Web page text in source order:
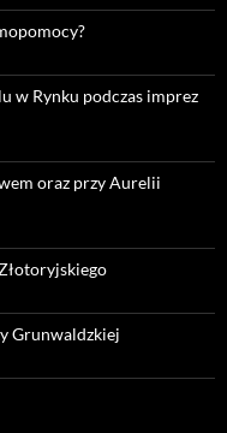
w Rynku podczas imprez
oraz przy Aurelii
Grunwaldzkiej